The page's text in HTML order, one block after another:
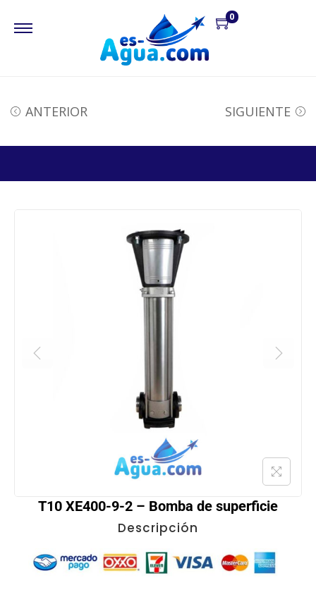
0
ANTERIOR SIGUIENTE
T10 XE400-9-2 – Bomba de superficie
Descripción